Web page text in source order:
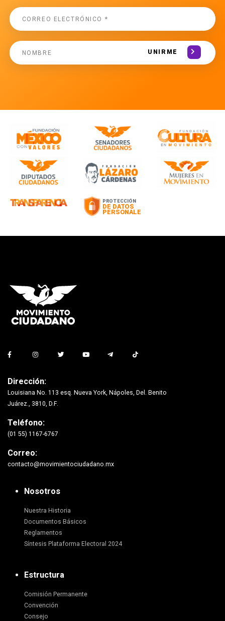
UNIRME
Dirección:
Louisiana No. 113 esq. Nueva York, Nápoles, Del. Benito
Juárez., 3810, D.F.
Teléfono:
(01 55) 1167-6767
Correo:
contacto@movimientociudadano.mx
Nosotros
Nuestra Historia
Documentos Básicos
Reglamentos
Síntesis Plataforma Electoral 2024
Estructura
Comisión Permanente
Convención
Consejo